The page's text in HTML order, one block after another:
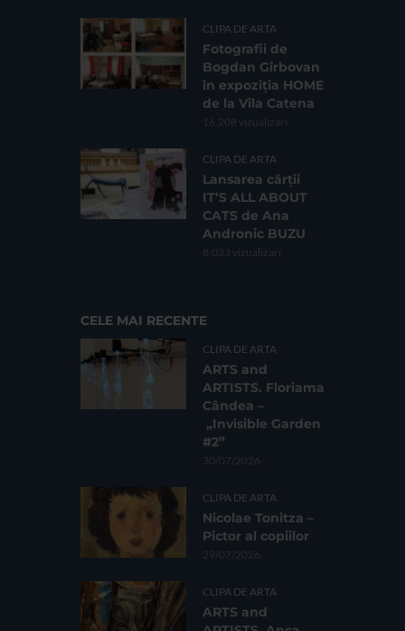
CLIPA DE ARTA
Fotografii de
Bogdan Gîrbovan
în expoziția HOME
de la Vila Catena
16.208 vizualizari
CLIPA DE ARTA
Lansarea cărții
IT’S ALL ABOUT
CATS de Ana
Andronic BUZU
8.033 vizualizari
CELE MAI RECENTE
CLIPA DE ARTA
ARTS and
ARTISTS. Floriama
Cândea –
„Invisible Garden
#2”
30/07/2026
CLIPA DE ARTA
Nicolae Tonitza –
Pictor al copiilor
29/07/2026
CLIPA DE ARTA
ARTS and